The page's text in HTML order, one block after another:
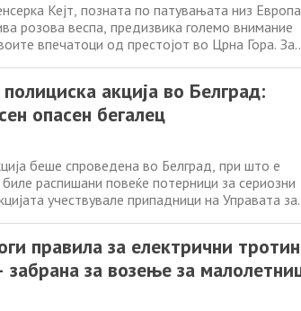
Кејт, позната по патувањата низ
розова веспа, предизвика големо внимание
впечатоци од престојот во Црна Гора. За
за неа
акција во Белград:
опасен бегалец
беше спроведена во Белград, при што е
распишани повеќе потерници за сериозни
учествувале припадници на Управата за
медиуми,
правила за електрични
за возење за